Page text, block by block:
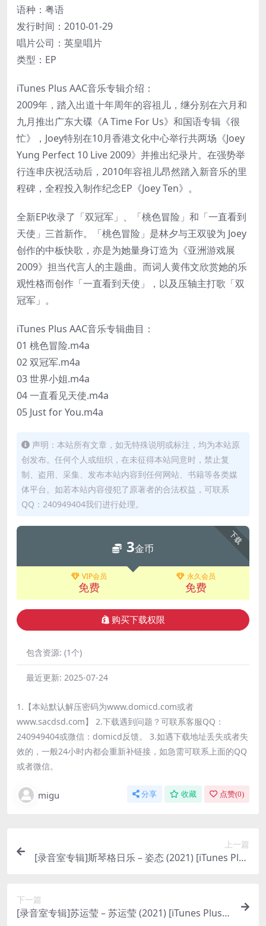
语种：粤语
发行时间：2010-01-29
唱片公司：英皇唱片
类型：EP
iTunes Plus AAC音乐专辑介绍：
2009年，踏入出道十年周年的容祖儿，继分别在六月和
九月推出广东大碟《A Time For Us》和国语专辑《很
忙》，Joey特别在10月香港文化中心举行共两场《Joey
Yung Perfect 10 Live 2009》并推出纪录片。在强势举
行连串庆祝活动后，2010年容祖儿昂然踏入新音乐的里
程碑，全程投入制作纪念EP《Joey Ten》。
全新EP收录了「双冠军」、「桃色冒险」和「一直看到
天使」三首新作。「桃色冒险」是林夕与王双骏为 Joey
创作的中板快歌，亦是为她量身订造为《亚洲游戏展
2009》担当代言人的主题曲。而词人黄伟文欣赏她的乐
观性格而创作「一直看到天使」，以及压轴主打歌「双
冠军」。
iTunes Plus AAC音乐专辑曲目：
01 桃色冒险.m4a
02 双冠军.m4a
03 世界小姐.m4a
04 一直看见天使.m4a
05 Just for You.m4a
声明：本站所有文章，如无特殊说明或标注，均为本站原
创发布。任何个人或组织，在未征得本站同意时，禁止复
制、盗用、采集、发布本站内容到任何网站、书籍等各类媒
体平台。如若本站内容侵犯了原著者的合法权益，可联系
QQ：240949404我们进行处理。
下载
3金币
VIP会员
免费
永久会员
免费
购买下载权限
包含资源: (1个)
最近更新: 2025-07-24
1.【本站默认解压密码为www.domicd.com或者
www.sacdsd.com】 2.下载遇到问题？可联系客服QQ：
240949404或微信：domicd反馈。 3.如遇下载地址丢失或者失
效的，一般24小时内都会重新补链接，如急需可联系上面的QQ
或者微信。
migu 分享 收藏 点赞(0)
上一篇
[录音室专辑]斯琴格日乐 – 姿态 (2021) [iTunes Plus
下一篇
[录音室专辑]苏运莹 – 苏运莹 (2021) [iTunes Plus